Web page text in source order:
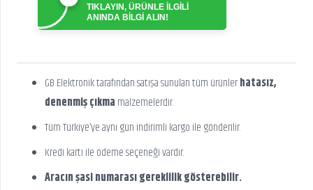
TIKLAYIN, ÜRÜNLE İLGİLİ
ANINDA BİLGİ ALIN!
GB Elektronik tarafından satışa sunulan tüm ürünlerhatasız,
denenmiş çıkma malzemelerdir.
Tüm Türkiye’ye aynı gün indirimli kargo ile gönderilir.
Kredi kartı ile ödeme seçeneği vardır.
Aracın şasi numarası gereklilik gösterebilir.